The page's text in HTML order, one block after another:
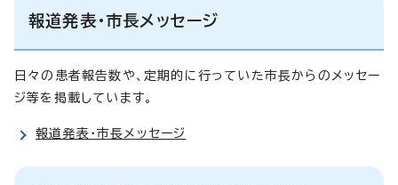
報道発表・市長メッセージ
日々の患者報告数や、定期的に行っていた市長からのメッセー
ジ等を掲載しています。
報道発表・市長メッセージ